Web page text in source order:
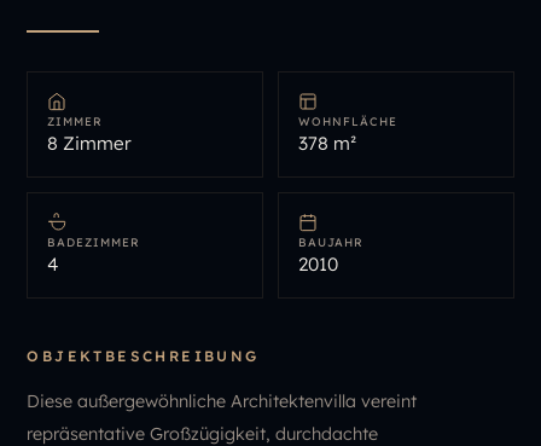
ZIMMER
8 Zimmer
WOHNFLÄCHE
378 m²
BADEZIMMER
4
BAUJAHR
2010
OBJEKTBESCHREIBUNG
Diese außergewöhnliche Architektenvilla vereint
repräsentative Großzügigkeit, durchdachte